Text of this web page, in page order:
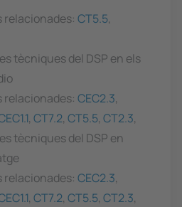
relacionades: CT5.5,
tècniques del DSP en els
relacionades: CEC2.3,
, CT7.2, CT5.5, CT2.3,
tècniques del DSP en
relacionades: CEC2.3,
, CT7.2, CT5.5, CT2.3,